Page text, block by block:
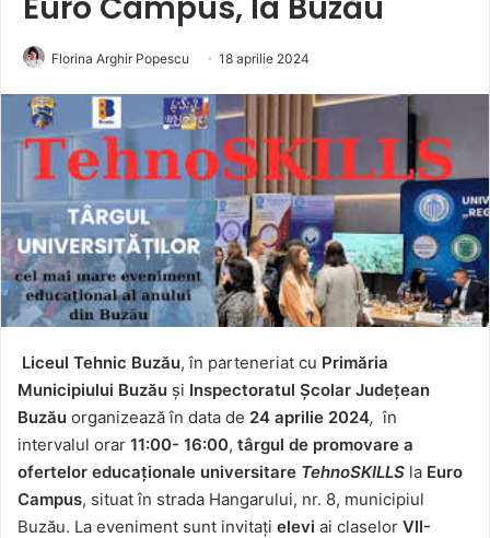
Florina Arghir Popescu 18 aprilie 2024
Liceul Tehnic Buzău, în parteneriat cu Primăria
Municipiului Buzău și Inspectoratul Școlar Județean
Buzău organizează în data de 24 aprilie 2024, în
intervalul orar 11:00- 16:00, târgul de promovare a
ofertelor educaționale universitare TehnoSKILLS la Euro
Campus, situat în strada Hangarului, nr. 8, municipiul
Buzău. La eveniment sunt invitați elevi ai claselor VII-